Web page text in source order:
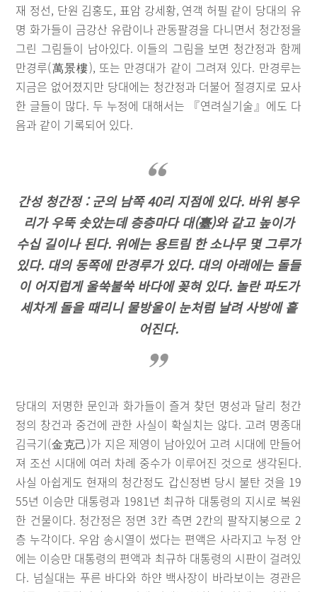
재 정선, 단원 김홍도, 표암 강세황, 연객 허필 같이 당대의 유
명 화가들이 금강산 유람이나 관동팔경을 다니면서 청간정을
그린 그림들이 남아있다. 이들의 그림을 보면 청간정과 함께
만경루(萬景樓), 또는 만경대가 같이 그려져 있다. 만경루는
지금은 없어졌지만 당대에는 청간정과 더불어 절경지로 묘사
한 글들이 많다. 두 누정에 대해서는 『연려실기술』에도 다
음과 같이 기록되어 있다.
간성 청간정 : 군의 남쪽 40리 지점에 있다. 바위 봉우
리가 우뚝 솟았는데 층층마다 대(臺)와 같고 높이가
수십 길이나 된다. 위에는 용트림 한 소나무 몇 그루가
있다. 대의 동쪽에 만경루가 있다. 대의 아래에는 돌들
이 어지럽게 울쑥불쑥 바다에 꽂혀 있다. 놀란 파도가
세차게 돌을 때리니 물방울이 눈처럼 날려 사방에 흩
어진다.
당대의 저명한 문인과 화가들이 즐겨 찾던 명성과 달리 청간
정의 창건과 중건에 관한 사실이 확실치는 않다. 고려 명종대
김극기(金克己)가 지은 제영이 남아있어 고려 시대에 만들어
져 조선 시대에 여러 차례 중수가 이루어진 것으로 생각된다.
사실 아쉽게도 현재의 청간정도 갑신정변 당시 불탄 것을 19
55년 이승만 대통령과 1981년 최규하 대통령의 지시로 복원
한 건물이다. 청간정은 정면 3칸 측면 2칸의 팔작지붕으로 2
층 누각이다. 우암 송시열이 썼다는 편액은 사라지고 누정 안
에는 이승만 대통령의 편액과 최규하 대통령의 시판이 걸려있
다. 넘실대는 푸른 바다와 하얀 백사장이 바라보이는 경관은